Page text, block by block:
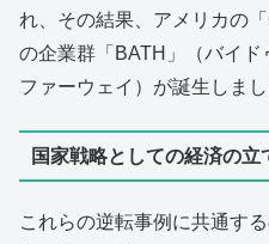
れ、その結果、アメリカの
の企業群「BATH」（バイド
ファーウェイ）が誕生しまし
国家戦略としての経済の立
これらの逆転事例に共通す